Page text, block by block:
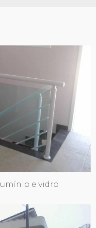
e vidro